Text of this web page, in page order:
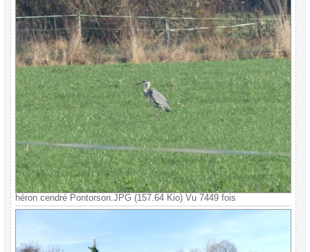
héron cendré Pontorson.JPG (157.64 Kio) Vu 7449 fois